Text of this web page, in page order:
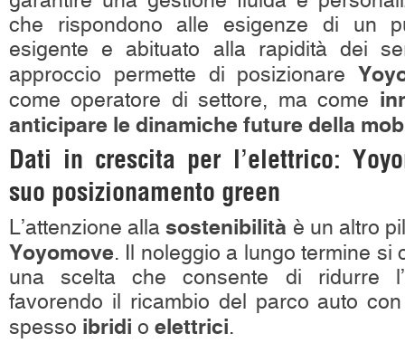
che rispondono alle esigenze di un
esigente e abituato alla rapidità dei
approccio permette di posizionare
come operatore di settore, ma come
anticipare le dinamiche future della
Dati in crescita per l’elettrico:
suo posizionamento green
L’attenzione allasostenibilità è un altro
Yoyomove. Il noleggio a lungo termine si
una scelta che consente di ridurre
favorendo il ricambio del parco auto
spesso ibridi o elettrici.